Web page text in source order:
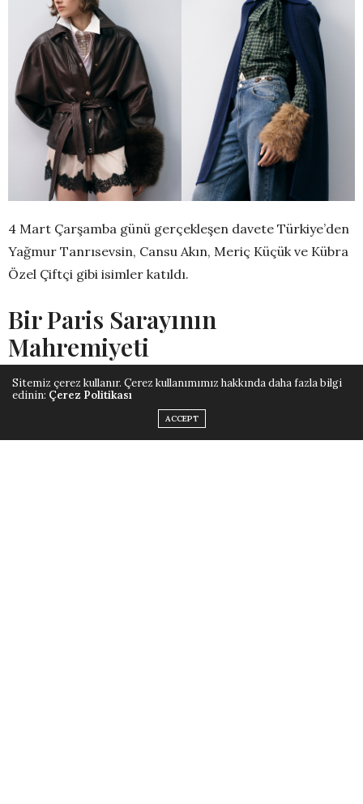
4 Mart Çarşamba günü gerçekleşen davete Türkiye’den
Yağmur Tanrısevsin, Cansu Akın, Meriç Küçük ve Kübra
Özel Çiftçi gibi isimler katıldı.
Bir Paris Sarayının
Mahremiyeti
Koleksiyonun merkezinde güçlü dış giyim tasarımları
yer alıyor. Suni kürkler, dokulu yüzeye sahip bouclé
kumaş ceketler, oversize yakalar ve keskin hatlı paltolar
Sitemiz çerez kullanır. Çerez kullanımımız hakkında daha fazla bilgi
edinin: Çerez Politikası
ACCEPT